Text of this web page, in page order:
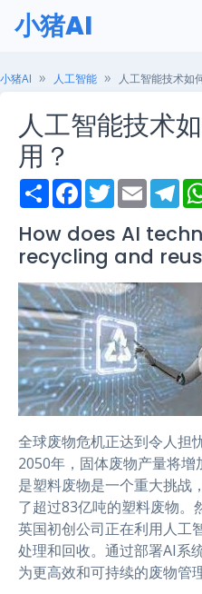
小猪AI
小猪AI 人工智能 人工智能技术如
人工智能技术
用？
S
h
r
e
F
a
e
b
o
k
T
w
t
t
e
E
m
i
l
T
e
e
g
r
m
How does AI
recycling and
全球废物危机正达到令人担
2050年，固体废物产量将
是塑料废物是一个重大挑战
了超过83亿吨的塑料废物
英国初创公司正在利用人工
处理和回收。通过部署AI系
为更高效和可持续的废物管